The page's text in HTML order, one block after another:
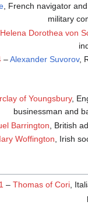
, French navigator and
military
Helena Dorothea von
–Alexander Suvorov,
of Youngsbury,
businessman and
Barrington , British
Woffington, Irish
– Thomas of Cori,